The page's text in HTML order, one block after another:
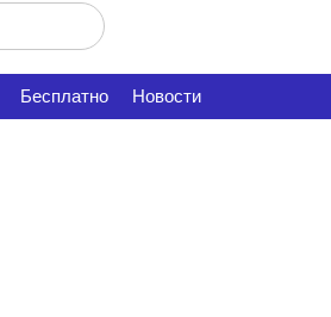
Бесплатно Новости